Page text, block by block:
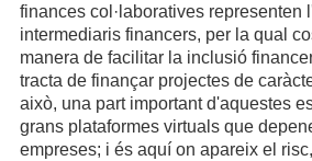
finances col·laboratives representen
intermediaris financers, per la qual
manera de facilitar la inclusió
tracta de finançar projectes de
això, una part important d'aquestes
grans plataformes virtuals que
empreses; i és aquí on apareix el